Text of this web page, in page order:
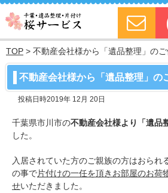
TOP > 不動産会社様から「遺品整理」の
不動産会社様から「遺品整理」の
投稿日時2019年 12月 20日
千葉県市川市の不動産会社様より「遺品
した。
入居されていた方のご親族の方はおられ
の事で片付けの一任を頂きお部屋のお荷
せいただきました。